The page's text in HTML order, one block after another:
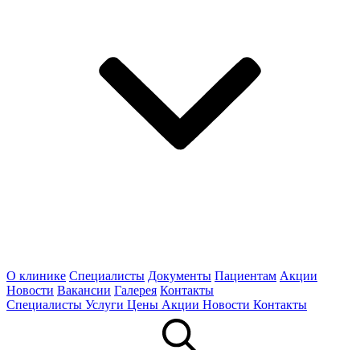
О клинике Специалисты Документы Пациентам Акции
Новости Вакансии Галерея Контакты
Специалисты Услуги Цены Акции Новости Контакты